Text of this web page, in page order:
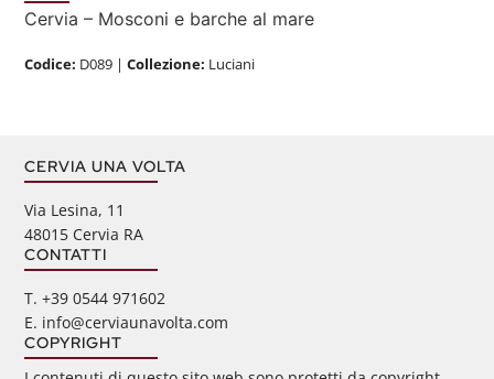
Cervia – Mosconi e barche al mare
Codice: D089 |Collezione: Luciani
CERVIA UNA VOLTA
Via Lesina, 11
48015 Cervia RA
CONTATTI
‭T. +39 0544 971602
E. info@cerviaunavolta.com
COPYRIGHT